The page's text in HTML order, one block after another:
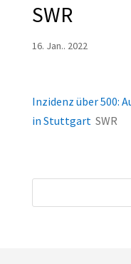
SWR
16. Jan.. 2022
Inzidenz über 500:
in Stuttgart SWR